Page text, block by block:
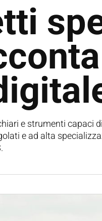
e strumenti capaci
e ad alta